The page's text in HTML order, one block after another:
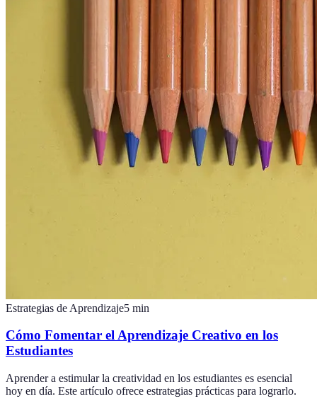
Estrategias de Aprendizaje5 min
Cómo Fomentar el Aprendizaje Creativo en los
Estudiantes
Aprender a estimular la creatividad en los estudiantes es esencial
hoy en día. Este artículo ofrece estrategias prácticas para lograrlo.